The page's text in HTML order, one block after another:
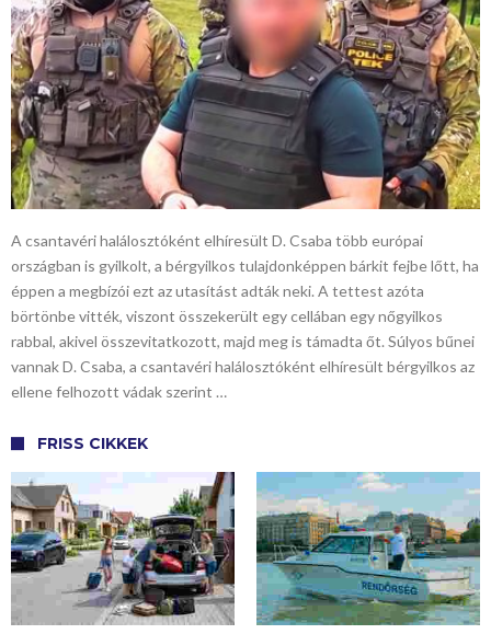
A csantavéri halálosztóként elhíresült D. Csaba több európai
országban is gyilkolt, a bérgyilkos tulajdonképpen bárkit fejbe lőtt, ha
éppen a megbízói ezt az utasítást adták neki. A tettest azóta
börtönbe vitték, viszont összekerült egy cellában egy nőgyilkos
rabbal, akivel összevitatkozott, majd meg is támadta őt. Súlyos bűnei
vannak D. Csaba, a csantavéri halálosztóként elhíresült bérgyilkos az
ellene felhozott vádak szerint …
FRISS CIKKEK